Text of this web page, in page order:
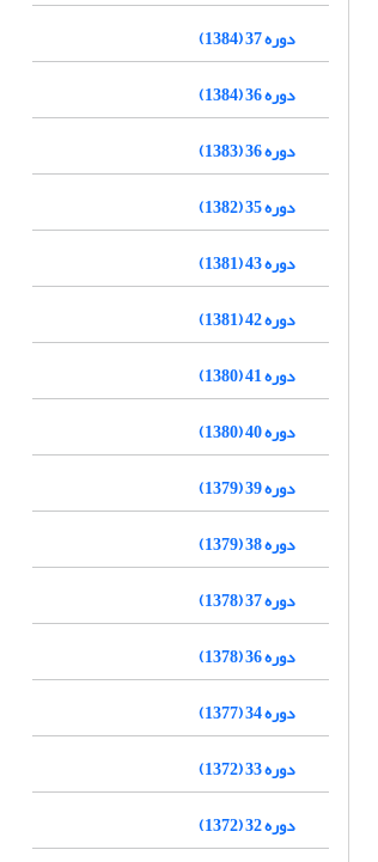
دوره 37 (1384)
دوره 36 (1384)
دوره 36 (1383)
دوره 35 (1382)
دوره 43 (1381)
دوره 42 (1381)
دوره 41 (1380)
دوره 40 (1380)
دوره 39 (1379)
دوره 38 (1379)
دوره 37 (1378)
دوره 36 (1378)
دوره 34 (1377)
دوره 33 (1372)
دوره 32 (1372)